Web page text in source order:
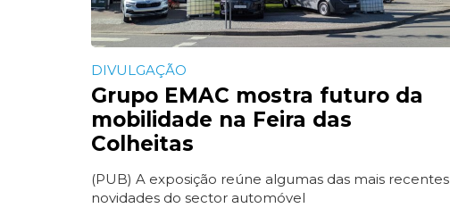
DIVULGAÇÃO
Grupo EMAC mostra futuro da
mobilidade na Feira das
Colheitas
(PUB) A exposição reúne algumas das mais recentes
novidades do sector automóvel